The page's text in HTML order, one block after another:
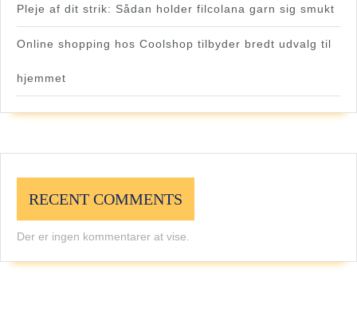
Pleje af dit strik: Sådan holder filcolana garn sig smukt
Online shopping hos Coolshop tilbyder bredt udvalg til
hjemmet
RECENT COMMENTS
Der er ingen kommentarer at vise.